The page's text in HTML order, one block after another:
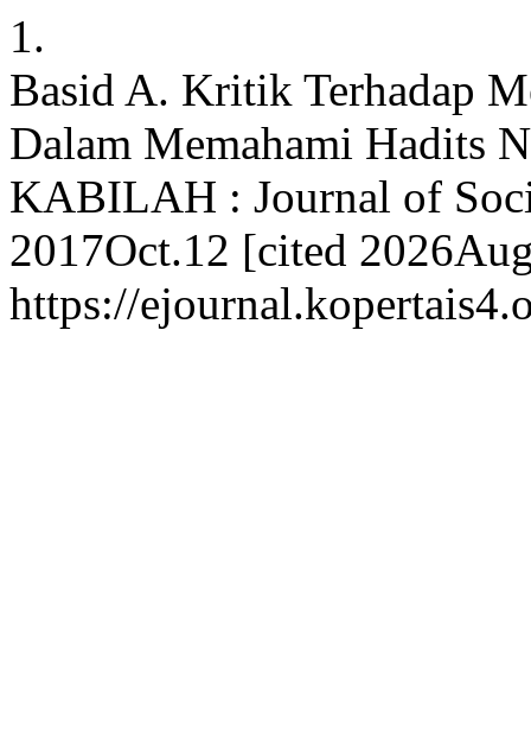
1.
Basid A. Kritik Terhadap
Dalam Memahami Hadits
KABILAH : Journal of
2017Oct.12 [cited
https://